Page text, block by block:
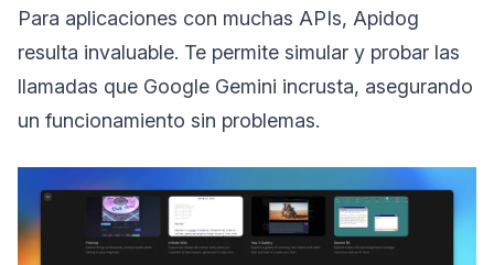
Para aplicaciones con muchas APIs, Apidog
resulta invaluable. Te permite simular y probar las
llamadas que Google Gemini incrusta, asegurando
un funcionamiento sin problemas.